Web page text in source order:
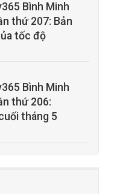
Bình Minh
thứ 207: Bản
tốc độ
Bình Minh
thứ 206:
tháng 5